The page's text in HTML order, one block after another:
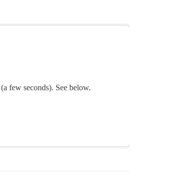
few seconds). See below.